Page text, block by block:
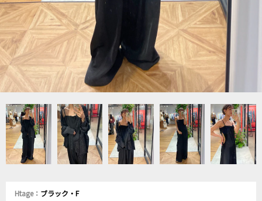
Htage： ブラック・F